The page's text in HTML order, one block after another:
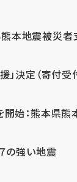
熊本地震被災
決定（寄付受
始：熊本県
の強い地震